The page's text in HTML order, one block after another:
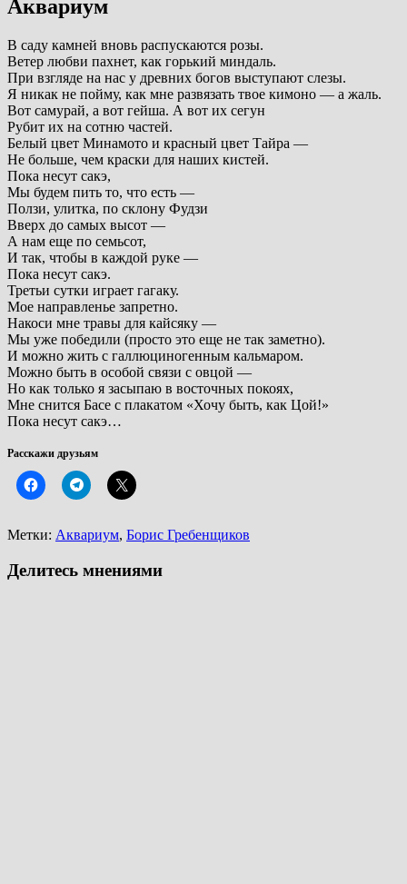
Аквариум
В саду камней вновь распускаются розы.
Ветер любви пахнет, как горький миндаль.
При взгляде на нас у древних богов выступают слезы.
Я никак не пойму, как мне развязать твое кимоно — а жаль.
Вот самурай, а вот гейша. А вот их сегун
Рубит их на сотню частей.
Белый цвет Минамото и красный цвет Тайра —
Не больше, чем краски для наших кистей.
Пока несут сакэ,
Мы будем пить то, что есть —
Ползи, улитка, по склону Фудзи
Вверх до самых высот —
А нам еще по семьсот,
И так, чтобы в каждой руке —
Пока несут сакэ.
Третьи сутки играет гагаку.
Мое направленье запретно.
Накоси мне травы для кайсяку —
Мы уже победили (просто это еще не так заметно).
И можно жить с галлюциногенным кальмаром.
Можно быть в особой связи с овцой —
Но как только я засыпаю в восточных покоях,
Мне снится Басе с плакатом «Хочу быть, как Цой!»
Пока несут сакэ…
Расскажи друзьям
Метки: Аквариум, Борис Гребенщиков
Делитесь мнениями